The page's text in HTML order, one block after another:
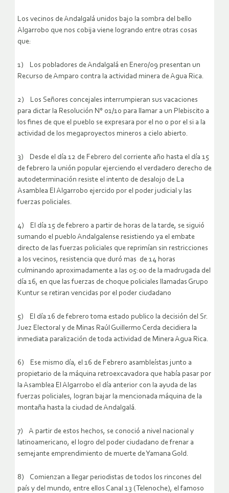
Los vecinos de Andalgalá unidos bajo la sombra del bello
Algarrobo que nos cobija viene logrando entre otras cosas
que:
1) Los pobladores de Andalgalá en Enero/09 presentan un
Recurso de Amparo contra la actividad minera de Agua Rica.
2) Los Señores concejales interrumpieran sus vacaciones
para dictar la Resolución N° 01/10 para llamar a un Plebiscito a
los fines de que el pueblo se expresara por el no o por el si a la
actividad de los megaproyectos mineros a cielo abierto.
3) Desde el día 12 de Febrero del corriente año hasta el día 15
de febrero la unión popular ejerciendo el verdadero derecho de
autodeterminación resiste el intento de desalojo de La
Asamblea El Algarrobo ejercido por el poder judicial y las
fuerzas policiales.
4) El día 15 de febrero a partir de horas de la tarde, se siguió
sumando el pueblo Andalgalense resistiendo ya el embate
directo de las fuerzas policiales que reprimían sin restricciones
a los vecinos, resistencia que duró mas de 14 horas
culminando aproximadamente a las 05:00 de la madrugada del
día 16, en que las fuerzas de choque policiales llamadas Grupo
Kuntur se retiran vencidas por el poder ciudadano
5) El día 16 de febrero toma estado publico la decisión del Sr.
Juez Electoral y de Minas Raúl Guillermo Cerda decidiera la
inmediata paralización de toda actividad de Minera Agua Rica.
6) Ese mismo día, el 16 de Febrero asambleístas junto a
propietario de la máquina retroexcavadora que había pasar por
la Asamblea El Algarrobo el día anterior con la ayuda de las
fuerzas policiales, logran bajar la mencionada máquina de la
montaña hasta la ciudad de Andalgalá.
7) A partir de estos hechos, se conoció a nivel nacional y
latinoamericano, el logro del poder ciudadano de frenar a
semejante emprendimiento de muerte de Yamana Gold.
8) Comienzan a llegar periodistas de todos los rincones del
país y del mundo, entre ellos Canal 13 (Telenoche), el famoso